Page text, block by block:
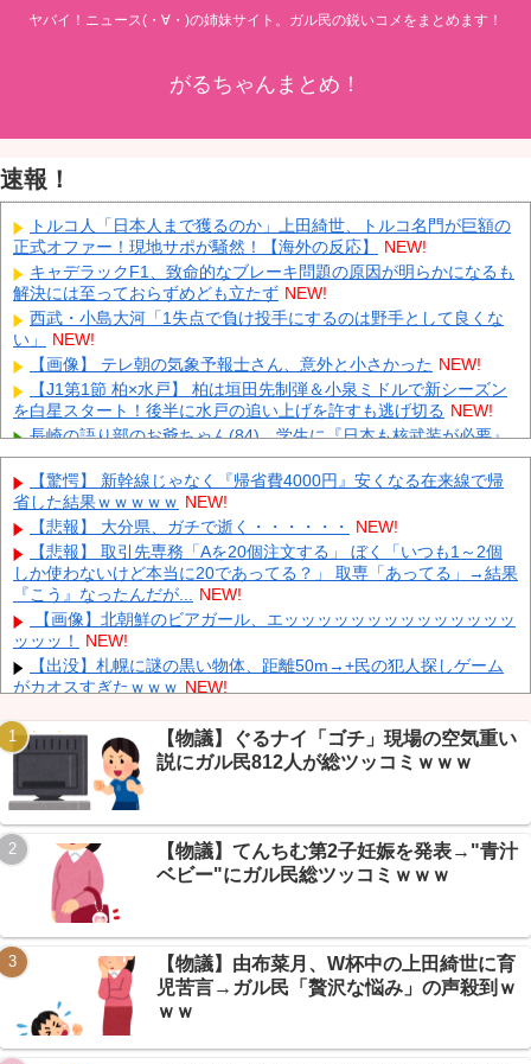
ヤバイ！ニュース(・∀・)の姉妹サイト。ガル民の鋭いコメをまとめます！
がるちゃんまとめ！
速報！
トルコ人「日本人まで獲るのか」上田綺世、トルコ名門が巨額の
正式オファー！現地サポが騒然！【海外の反応】
NEW!
キャデラックF1、致命的なブレーキ問題の原因が明らかになるも
解決には至っておらずめども立たず NEW!
西武・小島大河「1失点で負け投手にするのは野手として良くな
い」
NEW!
【画像】 テレ朝の気象予報士さん、意外と小さかった NEW!
【J1第1節 柏×水戸】 柏は垣田先制弾＆小泉ミドルで新シーズン
を白星スタート！後半に水戸の追い上げを許すも逃げ切る NEW!
長崎の語り部のお爺ちゃん(84)、学生に『日本も核武装が必要』
と言われびっくり NEW!
「あきれてモノが言えない」「国を維持できるの？」外国人の永
住許可要件の厳格化で在日中国人の本音は？
ウクライナがモスクワに向けて初の弾道ミサイルを発射か？！
NEW!
中国「大豪雨！」三峡ダム「基礎部分破損」中国「全力放流！」
台風13号「中国上陸予測」台風15号「中国接近（画像」中国「台風
同時上陸！（穀物生産が壊滅危機」→ NEW!
【悲報】 中国、橋の欄干が強風一発で粉々に 鉄筋ゼロ 当局「接
着剤でくっつけただけ」「正常で、品質問題はない」 NEW!
Powered by livedoor 相互RSS
【驚愕】 新幹線じゃなく『帰省費4000円』安くなる在来線で帰
省した結果ｗｗｗｗｗ NEW!
【悲報】 大分県、ガチで逝く・・・・・・
NEW!
【悲報】 取引先専務「Aを20個注文する」 ぼく「いつも1～2個
しか使わないけど本当に20であってる？」 取専「あってる」→結果
『こう』なったんだが... NEW!
【画像】北朝鮮のビアガール、エッッッッッッッッッッッッッッ
ッッッ！
NEW!
【出没】札幌に謎の黒い物体、距離50m→+民の犯人探しゲーム
がカオスすぎたｗｗｗ NEW!
ｗｗ+民「日清偉大」 NEW!
【画像】 例の美人すぎるおにぎり屋さん、裏でおっさんが握って
いたｗｗｗｗｗｗｗｗｗｗｗｗｗｗｗｗｗ
【悲報】上原浩治、名球会基準に「250セーブは楽勝」提言→な
んG民「特例が言うな」ｗｗｗ NEW!
【保存版】ラーメン800円に震えるなんG民→2026年『物価ある
ある』集めたら生々しすぎたｗｗｗ NEW!
【保存版】NGT48 2026年“激動の8ヶ月”全まとめｗ→卒業ラッシ
ュ・新曲・初センター全部詰め込んだ
Powered by livedoor 相互RSS
【物議】ぐるナイ「ゴチ」現場の空気重い
説にガル民812人が総ツッコミｗｗｗ
【物議】てんちむ第2子妊娠を発表→"青汁
ベビー"にガル民総ツッコミｗｗｗ
【物議】由布菜月、W杯中の上田綺世に育
児苦言→ガル民「贅沢な悩み」の声殺到ｗ
ｗｗ